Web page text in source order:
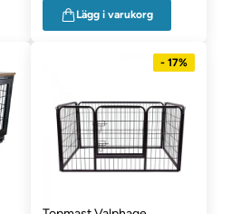
Lägg i varukorg
- 17%